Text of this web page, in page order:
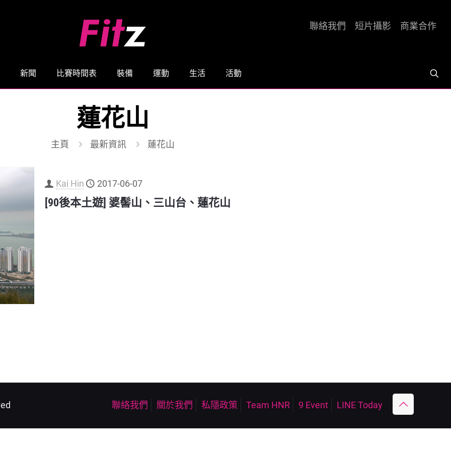
新聞 比賽時間表 裝備 運動 生活 活動
聯絡我們 短片攝影 商業合作
蓮花山
主頁 最新資訊 蓮花山
Kai Hin 2017-06-07
[90後本土遊] 婆髻山、三山台、蓮花山
聯絡我們 關於我們 私隱政策 Team HNR 9 Event LINE Today